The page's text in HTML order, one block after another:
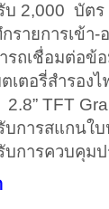
บ 2,000 บัตร
รายการเข้า-
รถเชื่อมต่อข้
เตอรี่สำรองไ
2.8” TFT
บการสแกนใ
บการควบคุม